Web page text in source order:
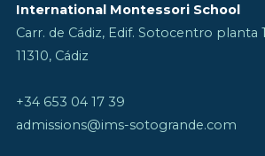
International Montessori School
Carr. de Cádiz, Edif. Sotocentro planta 1
11310, Cádiz
+34 653 04 17 39
admissions@ims-sotogrande.com